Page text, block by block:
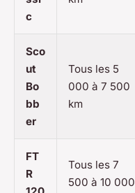
c
Sco
ut
Bo
bb
er
Tous les 5
000 à 7 500
km
FT
R
Tous les 7
500 à 10 000